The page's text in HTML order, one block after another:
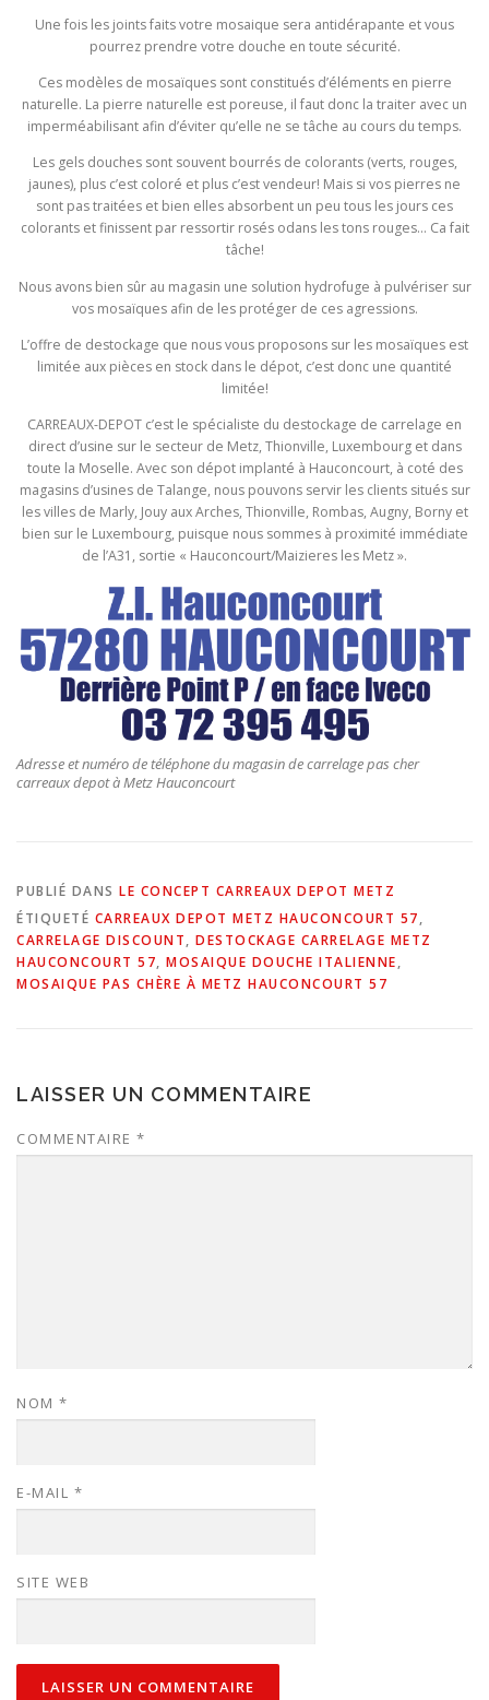
Une fois les joints faits votre mosaique sera antidérapante et vous
pourrez prendre votre douche en toute sécurité.
Ces modèles de mosaïques sont constitués d’éléments en pierre
naturelle. La pierre naturelle est poreuse, il faut donc la traiter avec un
imperméabilisant afin d’éviter qu’elle ne se tâche au cours du temps.
Les gels douches sont souvent bourrés de colorants (verts, rouges,
jaunes), plus c’est coloré et plus c’est vendeur! Mais si vos pierres ne
sont pas traitées et bien elles absorbent un peu tous les jours ces
colorants et finissent par ressortir rosés odans les tons rouges… Ca fait
tâche!
Nous avons bien sûr au magasin une solution hydrofuge à pulvériser sur
vos mosaïques afin de les protéger de ces agressions.
L’offre de destockage que nous vous proposons sur les mosaïques est
limitée aux pièces en stock dans le dépot, c’est donc une quantité
limitée!
CARREAUX-DEPOT c’est le spécialiste du destockage de carrelage en
direct d’usine sur le secteur de Metz, Thionville, Luxembourg et dans
toute la Moselle. Avec son dépot implanté à Hauconcourt, à coté des
magasins d’usines de Talange, nous pouvons servir les clients situés sur
les villes de Marly, Jouy aux Arches, Thionville, Rombas, Augny, Borny et
bien sur le Luxembourg, puisque nous sommes à proximité immédiate
de l’A31, sortie « Hauconcourt/Maizieres les Metz ».
Adresse et numéro de téléphone du magasin de carrelage pas cher
carreaux depot à Metz Hauconcourt
PUBLIÉ DANS LE CONCEPT CARREAUX DEPOT METZ
ÉTIQUETÉ CARREAUX DEPOT METZ HAUCONCOURT 57,
CARRELAGE DISCOUNT, DESTOCKAGE CARRELAGE METZ
HAUCONCOURT 57, MOSAIQUE DOUCHE ITALIENNE,
MOSAIQUE PAS CHÈRE À METZ HAUCONCOURT 57
LAISSER UN COMMENTAIRE
COMMENTAIRE *
NOM *
E-MAIL *
SITE WEB